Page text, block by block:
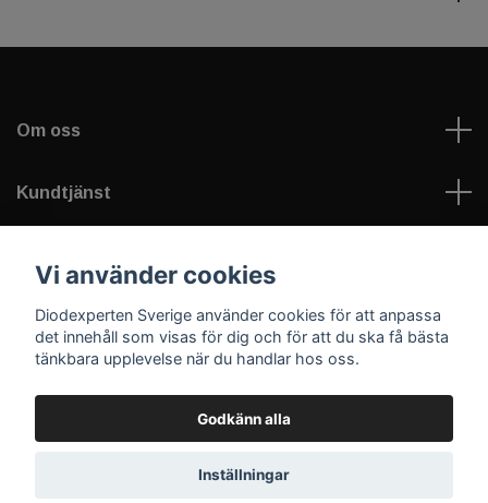
Om oss
Kundtjänst
Sociala medier
© 2026 Diodexperten Sverige
Vi använder cookies
Diodexperten Sverige använder cookies för att anpassa
det innehåll som visas för dig och för att du ska få bästa
tänkbara upplevelse när du handlar hos oss.
Godkänn alla
Inställningar